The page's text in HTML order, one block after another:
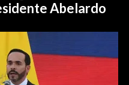
Abelardo